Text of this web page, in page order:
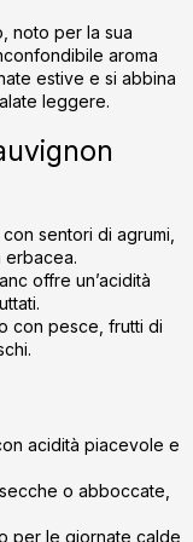
noto per la sua
aroma
estive e si abbina
leggere.
sentori di agrumi,
erbacea.
offre un’acidità
con pesce, frutti di
acidità piacevole e
o abboccate,
per le giornate calde